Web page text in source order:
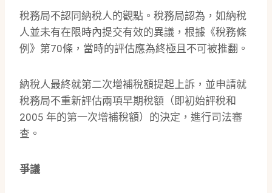
稅務局不認同納稅人的觀點。稅務局認為，如納稅
人並未有在限時內提交有效的異議，根據《稅務條
例》第70條，當時的評估應為終極且不可被推翻。
納稅人最終就第二次增補稅額提起上訴，並申請就
稅務局不重新評估兩項早期稅額（即初始評稅和
2005 年的第一次增補稅額）的決定，進行司法審
查。
爭議